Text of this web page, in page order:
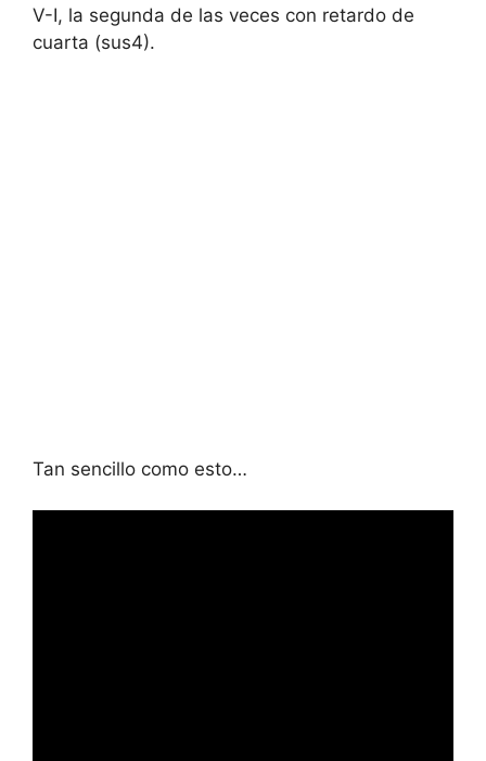
V-I, la segunda de las veces con retardo de
cuarta (sus4).
Tan sencillo como esto…